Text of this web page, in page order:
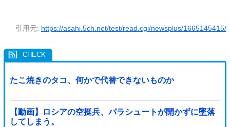
引用元: https://asahi.5ch.net/test/read.cgi/newsplus/1665145415/
たこ焼きのタコ、何かで代替できないものか
【動画】ロシアの空挺兵、パラシュートが開かずに墜落
してしまう。